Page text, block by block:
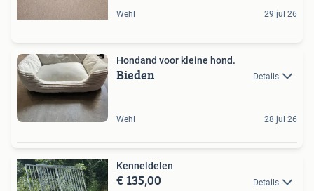
Wehl 29 jul 26
Hondand voor kleine hond.
Bieden Details
Wehl 28 jul 26
Kenneldelen
€ 135,00 Details